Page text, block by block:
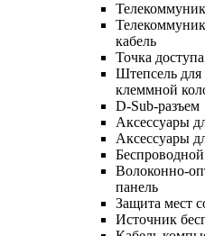
кабель
Точка
Штепсель
клеммной
D-Sub-разъем
Аксессуары
Аксессуары
Беспроводной
Волоконно-
панель
Защита мест
Источник